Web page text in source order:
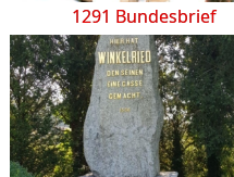
1291 Bundesbrief